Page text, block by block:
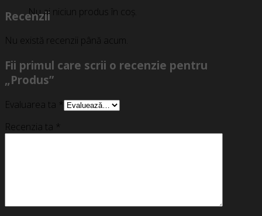
Nu ai niciun produs în coș.
Recenzii
Nu există recenzii până acum.
Fii primul care scrii o recenzie pentru
„Produs”
Evaluarea ta *
Recenzia ta *